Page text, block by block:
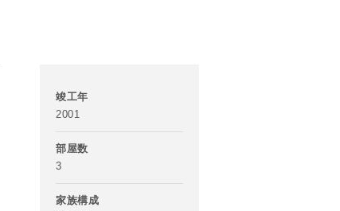
竣工年
2001
部屋数
3
家族構成